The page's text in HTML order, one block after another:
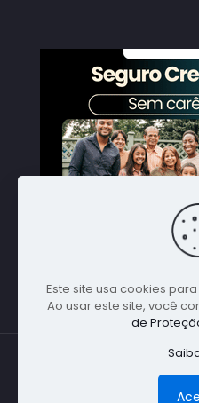
Este site usa cookies
Ao usar este site, você
de